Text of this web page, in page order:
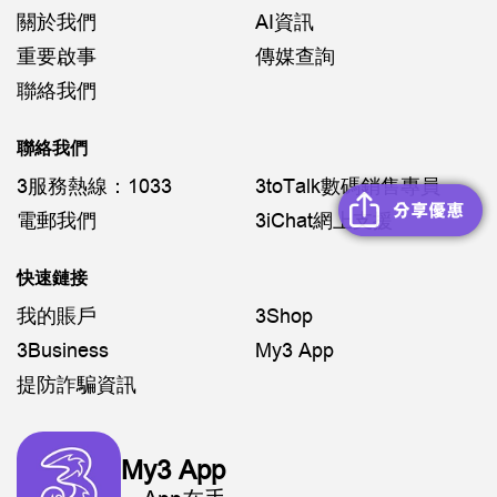
關於我們
AI資訊
重要啟事
傳媒查詢
聯絡我們
聯絡我們
3服務熱線：1033
3toTalk數碼銷售專員
電郵我們
3iChat網上支援
快速鏈接
我的賬戶
3Shop
3Business
My3 App
提防詐騙資訊
My3 App